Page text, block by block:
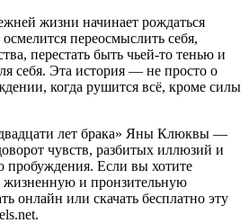
жизни начинает рождаться
переосмыслить себя,
перестать быть чьей-то тенью и
себя. Эта история — не просто о
когда рушится всё, кроме силы
лет брака» Яны Клюквы —
чувств, разбитых иллюзий и
пробуждения. Если вы хотите
жизненную и пронзительную
онлайн или скачать бесплатно эту